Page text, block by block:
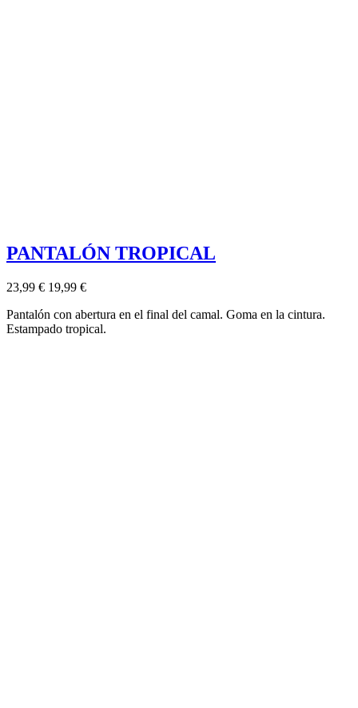
PANTALÓN TROPICAL
23,99 € 19,99 €
Pantalón con abertura en el final del camal. Goma en la cintura.
Estampado tropical.